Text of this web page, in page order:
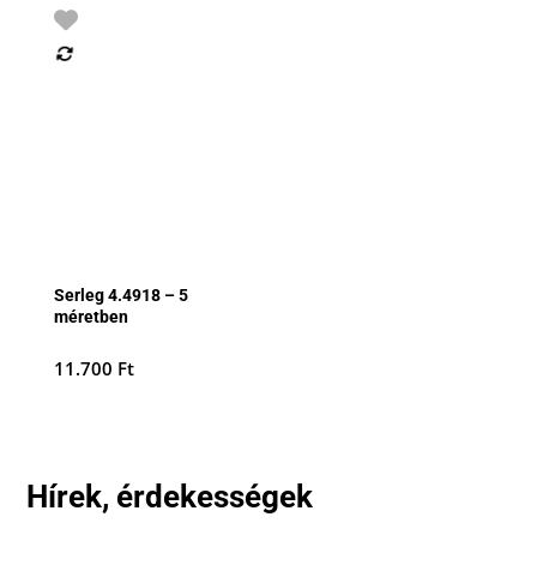
Serleg 4.4918 – 5
méretben
11.700 Ft
Hírek, érdekességek